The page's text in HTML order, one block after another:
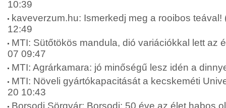
10:39
kaveverzum.hu: Ismerkedj meg a rooibos teával!
12:49
MTI: Sütőtökös mandula, dió variációkkal lett az
07 09:47
MTI: Agrárkamara: jó minőségű lesz idén a
MTI: Növeli gyártókapacitását a kecskeméti
20 10:43
Borsodi Sörgyár: Borsodi: 50 éve az élet habos